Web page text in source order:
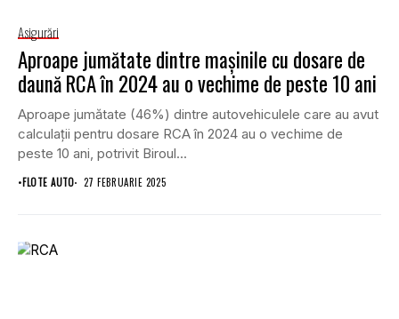
Asigurări
Aproape jumătate dintre mașinile cu dosare de
daună RCA în 2024 au o vechime de peste 10 ani
Aproape jumătate (46%) dintre autovehiculele care au avut
calculații pentru dosare RCA în 2024 au o vechime de
peste 10 ani, potrivit Biroul...
•FLOTE AUTO 27 FEBRUARIE 2025